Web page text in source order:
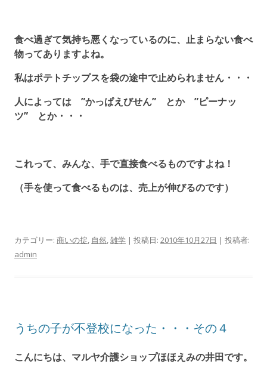
食べ過ぎて気持ち悪くなっているのに、止まらない食べ
物ってありますよね。
私はポテトチップスを袋の途中で止められません・・・
人によっては ”かっぱえびせん” とか ”ピーナッ
ツ” とか・・・
これって、みんな、手で直接食べるものですよね！
（手を使って食べるものは、売上が伸びるのです）
カテゴリー: 商いの掟, 自然,雑学 | 投稿日: 2010年10月27日 | 投稿者:
admin
うちの子が不登校になった・・・その４
こんにちは、マルヤ介護ショップほほえみの井田です。